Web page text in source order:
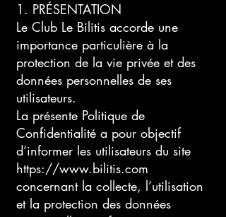
1. PRÉSENTATION
Le Club Le Bilitis accorde une
importance particulière à la
protection de la vie privée et des
données personnelles de ses
utilisateurs.
La présente Politique de
Confidentialité a pour objectif
d’informer les utilisateurs du site
https://www.bilitis.com
concernant la collecte, l’utilisation
et la protection des données